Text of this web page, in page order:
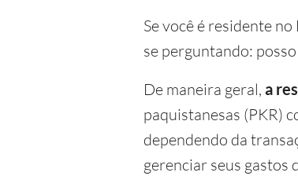
Se você é residente
se perguntando:
De maneira geral, a
paquistanesas (PKR)
dependendo da
gerenciar seus gastos